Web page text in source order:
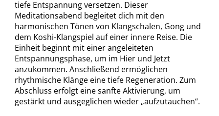
tiefe Entspannung versetzen. Dieser
Meditationsabend begleitet dich mit den
harmonischen Tönen von Klangschalen, Gong und
dem Koshi-Klangspiel auf einer innere Reise. Die
Einheit beginnt mit einer angeleiteten
Entspannungsphase, um im Hier und Jetzt
anzukommen. Anschließend ermöglichen
rhythmische Klänge eine tiefe Regeneration. Zum
Abschluss erfolgt eine sanfte Aktivierung, um
gestärkt und ausgeglichen wieder „aufzutauchen“.